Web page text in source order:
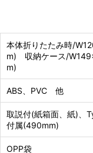
本体折りたたみ時/
m) 収納ケース/
m)
ABS、PVC 他
取説付(紙箱面、紙)、
付属(490mm)
OPP袋